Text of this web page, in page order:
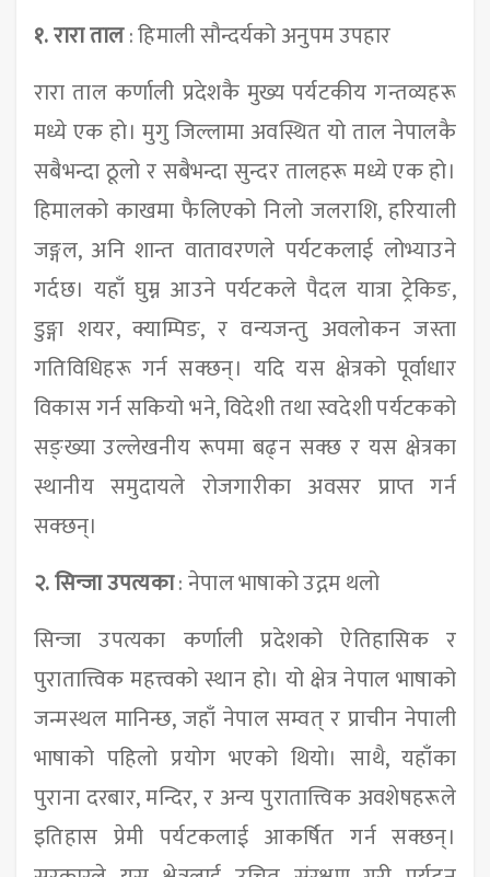
१.रारा ताल: हिमाली सौन्दर्यको अनुपम उपहार
रारा ताल कर्णाली प्रदेशकै मुख्य पर्यटकीय गन्तव्यहरू
मध्ये एक हो। मुगु जिल्लामा अवस्थित यो ताल नेपालकै
सबैभन्दा ठूलो र सबैभन्दा सुन्दर तालहरू मध्ये एक हो।
हिमालको काखमा फैलिएको निलो जलराशि, हरियाली
जङ्गल, अनि शान्त वातावरणले पर्यटकलाई लोभ्याउने
गर्दछ। यहाँ घुम्न आउने पर्यटकले पैदल यात्रा ट्रेकिङ,
डुङ्गा शयर, क्याम्पिङ, र वन्यजन्तु अवलोकन जस्ता
गतिविधिहरू गर्न सक्छन्। यदि यस क्षेत्रको पूर्वाधार
विकास गर्न सकियो भने, विदेशी तथा स्वदेशी पर्यटकको
सङ्ख्या उल्लेखनीय रूपमा बढ्न सक्छ र यस क्षेत्रका
स्थानीय समुदायले रोजगारीका अवसर प्राप्त गर्न
सक्छन्।
२.सिन्जा उपत्यका: नेपाल भाषाको उद्गम थलो
सिन्जा उपत्यका कर्णाली प्रदेशको ऐतिहासिक र
पुरातात्त्विक महत्त्वको स्थान हो। यो क्षेत्र नेपाल भाषाको
जन्मस्थल मानिन्छ, जहाँ नेपाल सम्वत् र प्राचीन नेपाली
भाषाको पहिलो प्रयोग भएको थियो। साथै, यहाँका
पुराना दरबार, मन्दिर, र अन्य पुरातात्त्विक अवशेषहरूले
इतिहास प्रेमी पर्यटकलाई आकर्षित गर्न सक्छन्।